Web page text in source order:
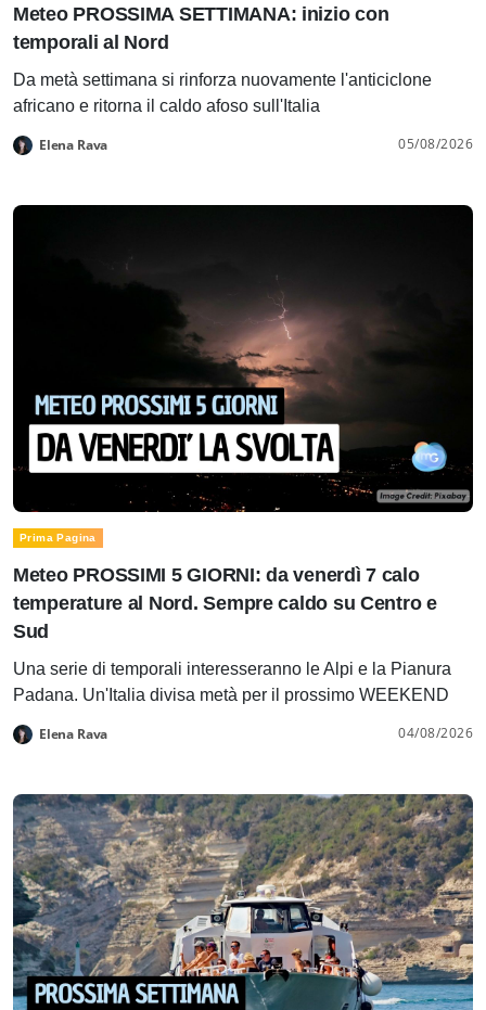
Meteo PROSSIMA SETTIMANA: inizio con
temporali al Nord
Da metà settimana si rinforza nuovamente l'anticiclone
africano e ritorna il caldo afoso sull'Italia
Elena Rava 05/08/2026
Prima Pagina
Meteo PROSSIMI 5 GIORNI: da venerdì 7 calo
temperature al Nord. Sempre caldo su Centro e
Sud
Una serie di temporali interesseranno le Alpi e la Pianura
Padana. Un'Italia divisa metà per il prossimo WEEKEND
Elena Rava 04/08/2026